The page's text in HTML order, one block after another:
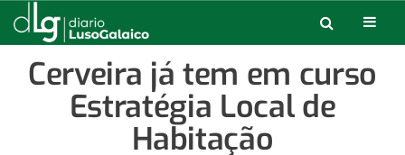
Cerveira já tem em curso
Estratégia Local de
Habitação